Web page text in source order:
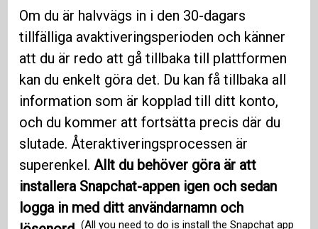
Om du är halvvägs in i den 30-dagars
tillfälliga avaktiveringsperioden och känner
att du är redo att gå tillbaka till plattformen
kan du enkelt göra det. Du kan få tillbaka all
information som är kopplad till ditt konto,
och du kommer att fortsätta precis där du
slutade. Återaktiveringsprocessen är
superenkel. Allt du behöver göra är att
installera Snapchat-appen igen och sedan
logga in med ditt användarnamn och
(All you need to do is install the Snapchat app